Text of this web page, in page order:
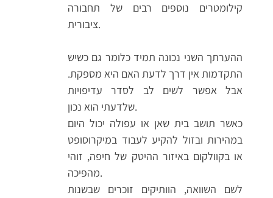
קילומטרים נוספים רבים של תחבורה
ציבורית.
ההערתך השני נכונה תמיד כלומר גם כשיש
התקדמות אין דרך לדעת האם היא מספקת.
אבל אפשר לשים לב לסדר עדיפויות
שלדעתי הוא נכון.
כאשר תושב בית שאן או עפולה יכול היום
במהירות ובזול להקיע לעבוד במיקרוסופט
או בקוולקום באיזור ההיטק של חיפה, זוהי
מהפיכה.
לשם השוואה, הוותיקים זוכרים שבשנות